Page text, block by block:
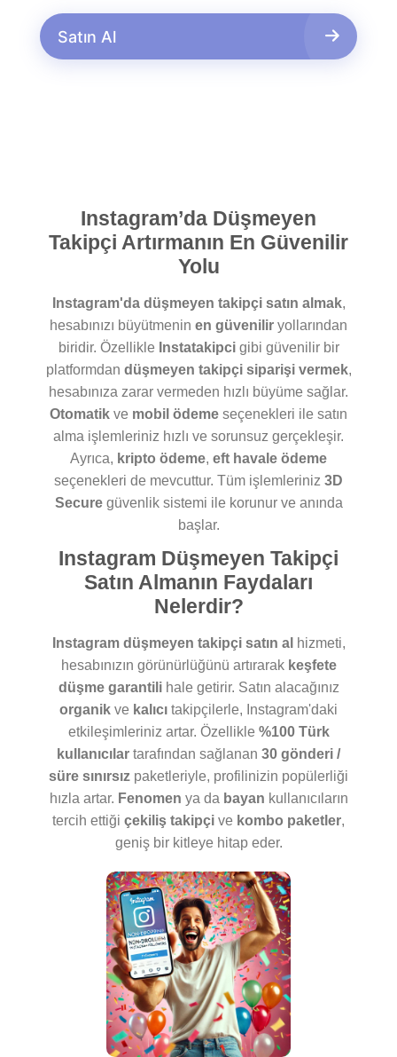
Satın Al
Instagram’da Düşmeyen
Takipçi Artırmanın En Güvenilir
Yolu
Instagram'da düşmeyen takipçi satın almak,
hesabınızı büyütmenin en güvenilir yollarından
biridir. Özellikle Instatakipcigibi güvenilir bir
platformdan düşmeyen takipçi siparişi vermek,
hesabınıza zarar vermeden hızlı büyüme sağlar.
Otomatik ve mobil ödeme seçenekleri ile satın
alma işlemleriniz hızlı ve sorunsuz gerçekleşir.
Ayrıca, kripto ödeme, eft havale ödeme
seçenekleri de mevcuttur. Tüm işlemleriniz 3D
Securegüvenlik sistemi ile korunur ve anında
başlar.
Instagram Düşmeyen Takipçi
Satın Almanın Faydaları
Nelerdir?
Instagram düşmeyen takipçi satın al hizmeti,
hesabınızın görünürlüğünü artırarak keşfete
düşme garantilihale getirir. Satın alacağınız
organik ve kalıcı takipçilerle, Instagram'daki
etkileşimleriniz artar. Özellikle %100 Türk
kullanıcılar tarafından sağlanan 30 gönderi /
süre sınırsız paketleriyle, profilinizin popülerliği
hızla artar. Fenomen ya da bayan kullanıcıların
tercih ettiği çekiliş takipçi ve kombo paketler,
geniş bir kitleye hitap eder.